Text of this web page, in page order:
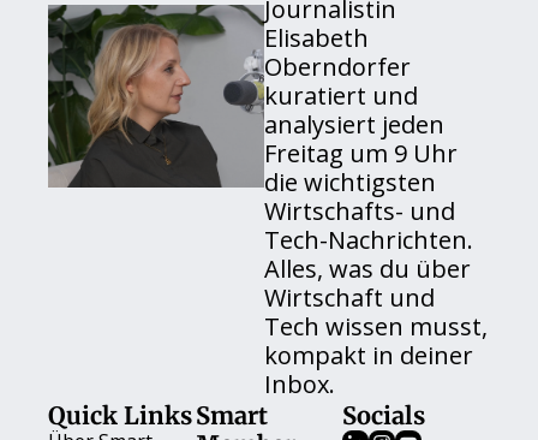
Journalistin
Elisabeth
Oberndorfer
kuratiert und
analysiert jeden
Freitag um 9 Uhr
die wichtigsten
Wirtschafts- und
Tech-Nachrichten.
Alles, was du über
Wirtschaft und
Tech wissen musst,
kompakt in deiner
Inbox.
Quick LinksSmart
Socials